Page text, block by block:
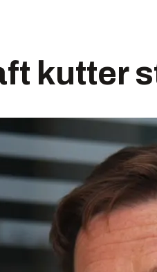
kutter